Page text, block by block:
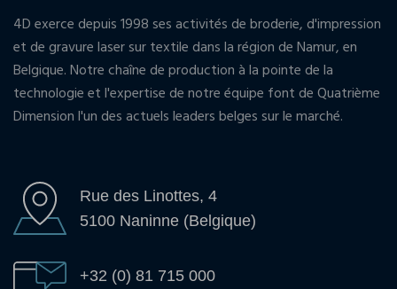
4D exerce depuis 1998 ses activités de broderie, d'impression
et de gravure laser sur textile dans la région de Namur, en
Belgique. Notre chaîne de production à la pointe de la
technologie et l'expertise de notre équipe font de Quatrième
Dimension l'un des actuels leaders belges sur le marché.
Rue des Linottes, 4
5100 Naninne (Belgique)
+32 (0) 81 715 000